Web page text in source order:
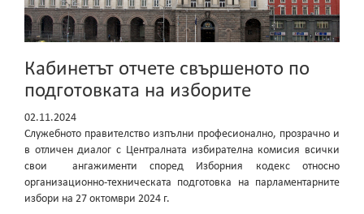
Кабинетът отчете свършеното по
подготовката на изборите
02.11.2024
Служебното правителство изпълни професионално, прозрачно и
в отличен диалог с Централната избирателна комисия всички
свои ангажименти според Изборния кодекс относно
организационно-техническата подготовка на парламентарните
избори на 27 октомври 2024 г.